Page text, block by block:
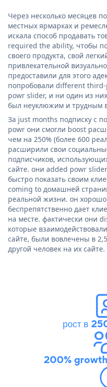
Через несколько месяцев
местных ярмарках и
искала способ продавать
required the ability, чтобы
своего продукта, свой
привлекательной
предоставили для этого
попробовали different
powr slider, и ни один из
был неуклюжим и трудным
За just months подписку с
powr они смогли boost
чем на 250% (более 600
расширили свои
подписчиков,
сайте. они added powr
быстро показать своим
coming to домашней
реальной жизни. он
беспрепятственно дает
на месте. фактически они
которые
сайте, были вовлечены в
другой человек на их сайте.
рост в
200% growth